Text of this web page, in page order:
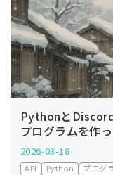
Pythonと
プログラムを作
2026-03-18
API Python プログ